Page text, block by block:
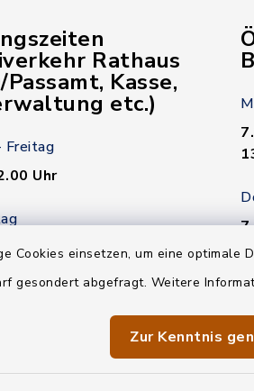
Cookies einsetzen, um eine
gesondert abgefragt. Weitere
Zur Kenntnis
Rathaus
Passamt, Kasse,
etc.)
Freitag
Uhr
Uhr
nötig!